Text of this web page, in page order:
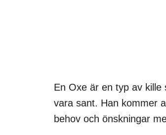
En Oxe är en typ av
vara sant. Han kommer
behov och önskningar